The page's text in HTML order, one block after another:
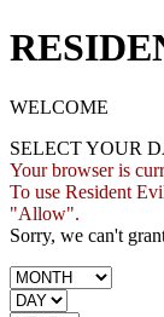
WELCOME
SELECT YOUR
Your browser is
To use Resident
"Allow".
Sorry, we can't